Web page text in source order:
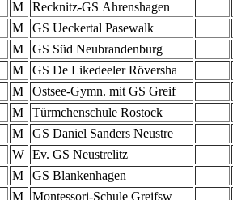
M Recknitz-GS Ahrenshagen
M GS Ueckertal Pasewalk
M GS Süd Neubrandenburg
M GS De Likedeeler Röversha
M Ostsee-Gymn. mit GS Greif
M Türmchenschule Rostock
M GS Daniel Sanders Neustre
W Ev. GS Neustrelitz
M GS Blankenhagen
M Montessori-Schule Greifsw